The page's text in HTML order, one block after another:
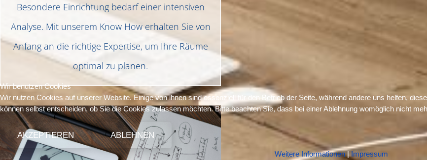
Besondere Einrichtung bedarf einer intensiven
Analyse. Mit unserem Know How erhalten Sie von
Anfang an die richtige Expertise, um Ihre Räume
optimal zu planen.
Wir benutzen Cookies
Wir nutzen Cookies auf unserer Website. Einige von ihnen sind essenziell für den Betrieb der Seite, während andere uns helfen,
können selbst entscheiden, ob Sie die Cookies zulassen möchten. Bitte beachten Sie, dass bei einer Ablehnung womöglich nicht
AKZEPTIEREN ABLEHNEN
Weitere Informationen| Impressum